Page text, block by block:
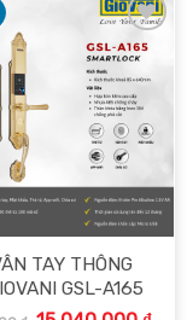
Add to
wishlist
TAY THÔNG
GSL-A165